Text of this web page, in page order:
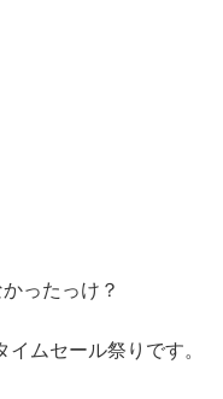
ったっけ？
ムセール祭りです。